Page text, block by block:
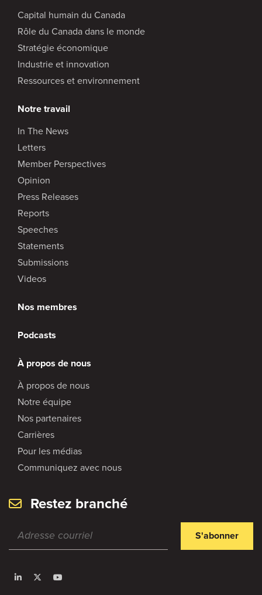
Capital humain du Canada
Rôle du Canada dans le monde
Stratégie économique
Industrie et innovation
Ressources et environnement
Notre travail
In The News
Letters
Member Perspectives
Opinion
Press Releases
Reports
Speeches
Statements
Submissions
Videos
Nos membres
Podcasts
À propos de nous
À propos de nous
Notre équipe
Nos partenaires
Carrières
Pour les médias
Communiquez avec nous
Restez branché
S'abonner